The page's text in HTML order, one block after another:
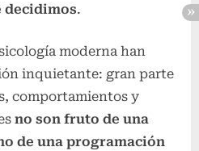
decidimos.
moderna han
inquietante: gran parte
comportamientos y
no son fruto de una
de una programación